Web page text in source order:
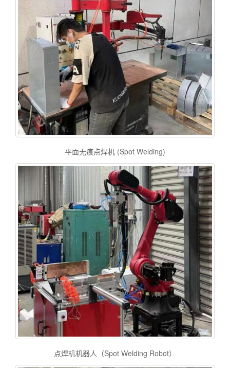
平面无痕点焊机 (Spot Welding)
点焊机机器人（Spot Welding Robot）